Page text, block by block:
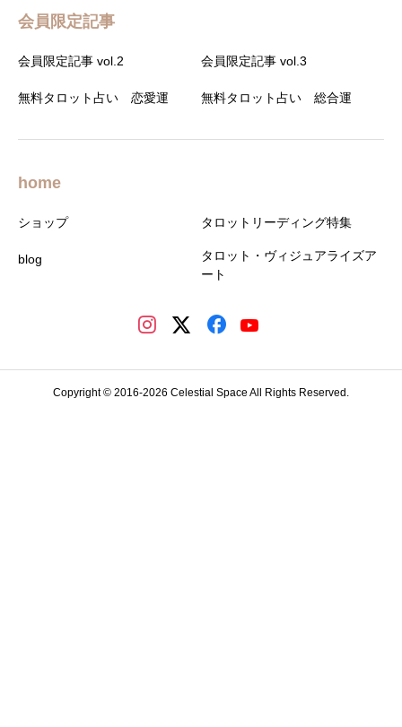
会員限定記事
会員限定記事 vol.2 会員限定記事 vol.3
無料タロット占い 恋愛運 無料タロット占い 総合運
home
ショップ タロットリーディング特集
blog
タロット・ヴィジュアライズア
ート
Copyright © 2016-2026 Celestial Space All Rights Reserved.